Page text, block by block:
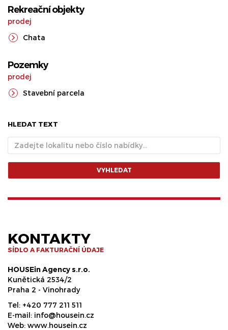
Rekreační objekty
prodej
Chata
Pozemky
prodej
Stavební parcela
HLEDAT TEXT
VYHLEDAT
KONTAKTY
SÍDLO A FAKTURAČNÍ ÚDAJE
HOUSEin Agency s.r.o.
Kunětická 2534/2
Praha 2 - Vinohrady
Tel: +420 777 211 511
E-mail: info@housein.cz
Web: www.housein.cz